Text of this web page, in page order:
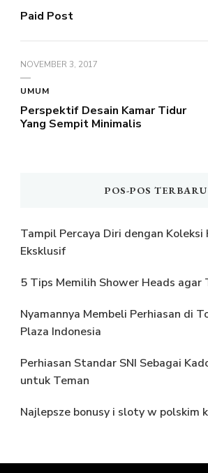
Paid Post
NOVEMBER 3, 2017
UMUM
Perspektif Desain Kamar Tidur
Yang Sempit Minimalis
POS-POS TERBARU
Tampil Percaya Diri dengan Koleksi
Eksklusif
5 Tips Memilih Shower Heads agar
Nyamannya Membeli Perhiasan di
Plaza Indonesia
Perhiasan Standar SNI Sebagai
untuk Teman
Najlepsze bonusy i sloty w polskim